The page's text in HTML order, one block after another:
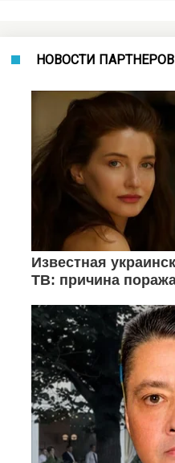
НОВОСТИ ПАРТНЕРОВ